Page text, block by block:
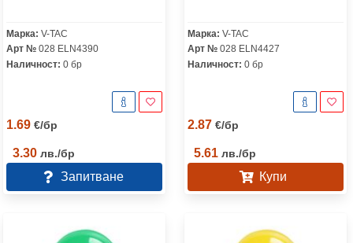
Марка: V-TAC
Арт № 028 ELN4390
Наличност: 0 бр
1.69 €/бр
3.30 лв./бр
Запитване
Марка: V-TAC
Арт № 028 ELN4427
Наличност: 0 бр
2.87 €/бр
5.61 лв./бр
Купи